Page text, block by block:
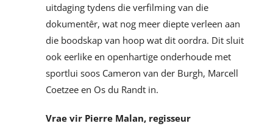
uitdaging tydens die verfilming van die
dokumentêr, wat nog meer diepte verleen aan
die boodskap van hoop wat dit oordra. Dit sluit
ook eerlike en openhartige onderhoude met
sportlui soos Cameron van der Burgh, Marcell
Coetzee en Os du Randt in.
Vrae vir Pierre Malan, regisseur